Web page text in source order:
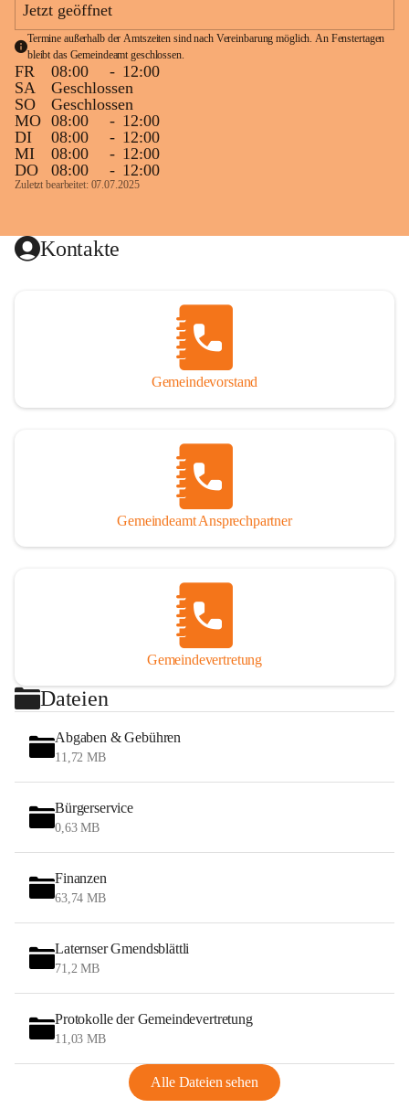
Jetzt geöffnet
Termine außerhalb der Amtszeiten sind nach Vereinbarung möglich. An Fenstertagen
bleibt das Gemeindeamt geschlossen.
FR 08:00 - 12:00
SA
Geschlossen
SO
Geschlossen
MO 08:00 - 12:00
DI
08:00 - 12:00
MI
08:00 - 12:00
DO
08:00 - 12:00
Zuletzt bearbeitet: 07.07.2025
Kontakte
Gemeindevorstand
Gemeindeamt Ansprechpartner
Gemeindevertretung
Dateien
Abgaben & Gebühren
11,72 MB
Bürgerservice
0,63 MB
Finanzen
63,74 MB
Laternser Gmendsblättli
71,2 MB
Protokolle der Gemeindevertretung
11,03 MB
Alle Dateien sehen